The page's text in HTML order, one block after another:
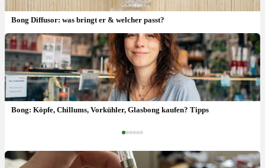
Bong Diffusor: was bringt er & welcher passt?
Bong: Köpfe, Chillums, Vorkühler, Glasbong kaufen? Tipps
Feminisierte Samen: Ertrag, Keimrate & wie anbauen?